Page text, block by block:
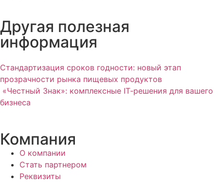
Другая полезная
информация
Стандартизация сроков годности: новый этап
прозрачности рынка пищевых продуктов
«Честный Знак»: комплексные IT‑решения для вашего
бизнеса
Компания
О компании
Стать партнером
Реквизиты